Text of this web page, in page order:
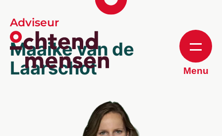
Menu
Adviseur
Maaike van de
Laarschot